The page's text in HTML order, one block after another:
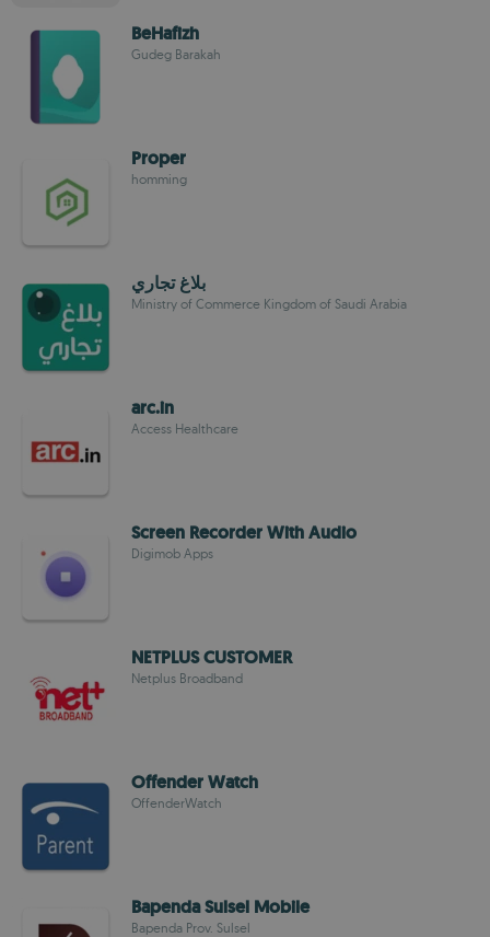
BeHafizh
Gudeg Barakah
Proper
homming
بلاغ تجاري
Ministry of Commerce Kingdom of Saudi Arabia
arc.in
Access Healthcare
Screen Recorder With Audio
Digimob Apps
NETPLUS CUSTOMER
Netplus Broadband
Offender Watch
OffenderWatch
Bapenda Sulsel Mobile
Bapenda Prov. Sulsel